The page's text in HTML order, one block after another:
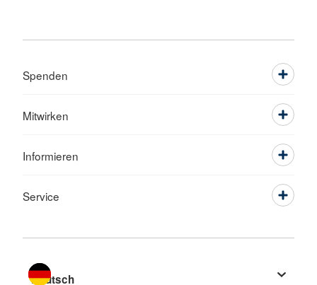
Spenden
Mitwirken
Informieren
Service
Sprache wechseln zu